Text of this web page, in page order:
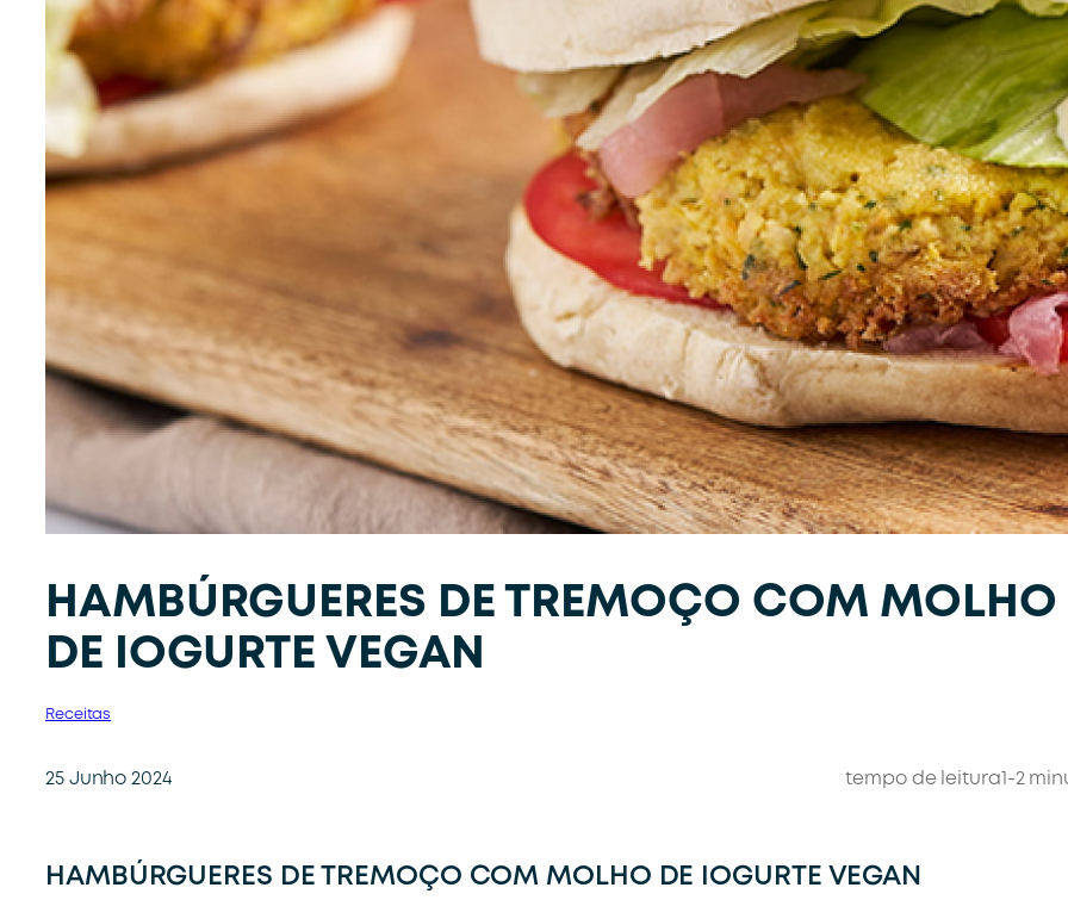
HAMBÚRGUERES DE TREMOÇO COM MOLHO
DE IOGURTE VEGAN
Receitas
25 Junho 2024 tempo de leitura 1-2
HAMBÚRGUERES DE TREMOÇO COM MOLHO DE IOGURTE VEGAN